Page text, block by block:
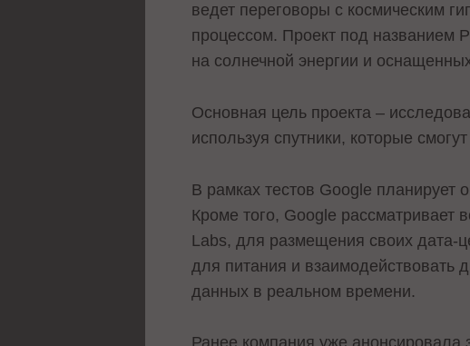
ведет переговоры с космическим
процессом. Проект под названием
на солнечной энергии и
Основная цель проекта –
используя спутники, которые
В рамках тестов Google планирует
Кроме того, Google рассматривает
Labs, для размещения своих дата-
для питания и взаимодействовать
данных в реальном времени.